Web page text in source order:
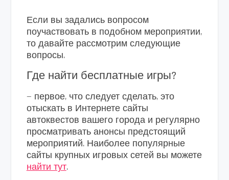
Если вы задались вопросом
поучаствовать в подобном мероприятии,
то давайте рассмотрим следующие
вопросы.
Где найти бесплатные игры?
— первое, что следует сделать, это
отыскать в Интернете сайты
автоквестов вашего города и регулярно
просматривать анонсы предстоящий
мероприятий. Наиболее популярные
сайты крупных игровых сетей вы можете
найти тут.